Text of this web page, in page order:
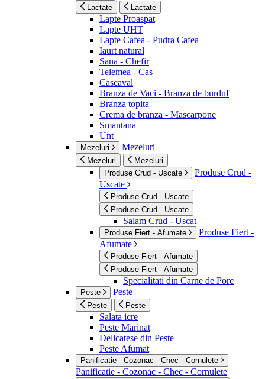
Lactate Lactate
Lapte Proaspat
Lapte UHT
Lapte Cafea - Pudra Cafea
Iaurt natural
Sana - Chefir
Telemea - Cas
Cascaval
Branza de Vaci - Branza de burduf
Branza topita
Crema de branza - Mascarpone
Smantana
Unt
Mezeluri Mezeluri
Mezeluri
Mezeluri
Produse Crud - Uscate
Produse Crud -
Uscate
Produse Crud - Uscate
Produse Crud - Uscate
Salam Crud - Uscat
Produse Fiert - Afumate
Produse Fiert -
Afumate
Produse Fiert - Afumate
Produse Fiert - Afumate
Specialitati din Carne de Porc
Peste Peste
Peste Peste
Salata icre
Peste Marinat
Delicatese din Peste
Peste Afumat
Panificatie - Cozonac - Chec - Cornulete
Panificatie - Cozonac - Chec - Cornulete